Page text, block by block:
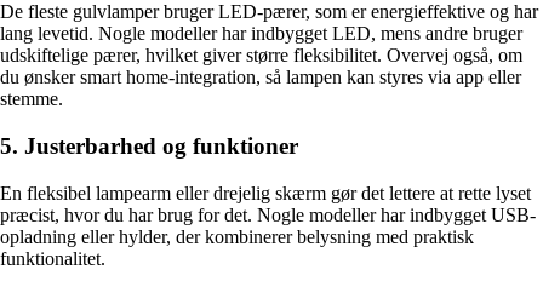
De fleste gulvlamper bruger LED-pærer, som er energieffektive og har
lang levetid. Nogle modeller har indbygget LED, mens andre bruger
udskiftelige pærer, hvilket giver større fleksibilitet. Overvej også, om
du ønsker smart home-integration, så lampen kan styres via app eller
stemme.
5. Justerbarhed og funktioner
En fleksibel lampearm eller drejelig skærm gør det lettere at rette lyset
præcist, hvor du har brug for det. Nogle modeller har indbygget USB-
opladning eller hylder, der kombinerer belysning med praktisk
funktionalitet.